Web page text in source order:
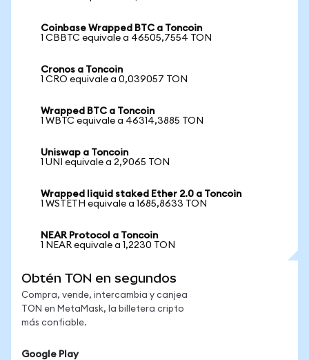
Coinbase Wrapped BTC a Toncoin
1 CBBTC equivale a 46505,7554 TON
Cronos a Toncoin
1 CRO equivale a 0,039057 TON
Wrapped BTC a Toncoin
1 WBTC equivale a 46314,3885 TON
Uniswap a Toncoin
1 UNI equivale a 2,9065 TON
Wrapped liquid staked Ether 2.0 a Toncoin
1 WSTETH equivale a 1685,8633 TON
NEAR Protocol a Toncoin
1 NEAR equivale a 1,2230 TON
Obtén TON en segundos
Compra, vende, intercambia y canjea
TON en MetaMask, la billetera cripto
más confiable.
Google Play